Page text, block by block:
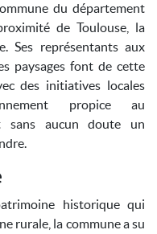
du département
de Toulouse, la
Ses représentants aux
paysages font de cette
des initiatives locales
propice au
sans aucun doute un
historique qui
rurale, la commune a su